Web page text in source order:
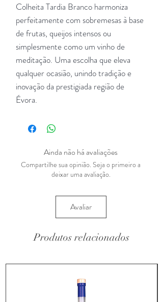
Colheita Tardia Branco harmoniza
perfeitamente com sobremesas à base
de frutas, queijos intensos ou
simplesmente como um vinho de
meditação. Uma escolha que eleva
qualquer ocasião, unindo tradição e
inovação da prestigiada região de
Évora.
Ainda não há avaliações
Compartilhe sua opinião. Seja o primeiro a
deixar uma avaliação.
Avaliar
Produtos relacionados